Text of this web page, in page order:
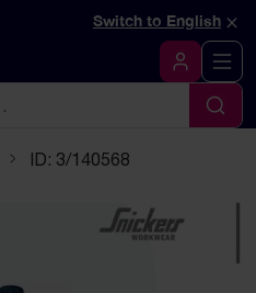
av denna sidaSwitch to English ×
Logga in
Sök
ID: 3/140568